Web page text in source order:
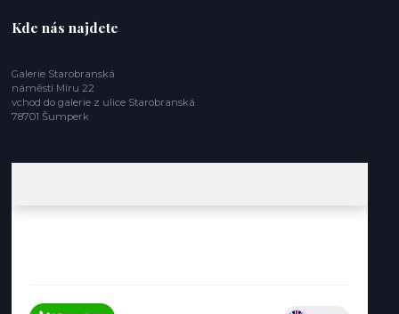
Kde nás najdete
Galerie Starobranská
náměstí Míru 22
vchod do galerie z ulice Starobranská
78701 Šumperk